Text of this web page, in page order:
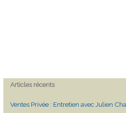
Articles récents
Ventes Privée : Entretien avec Julien